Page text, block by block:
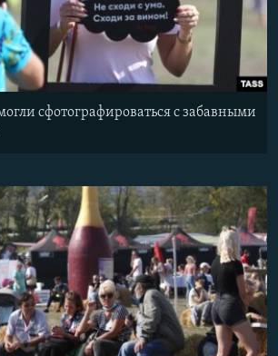
сфотографироваться с забавными